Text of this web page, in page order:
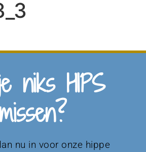
niks HIPS
nu in voor onze hippe